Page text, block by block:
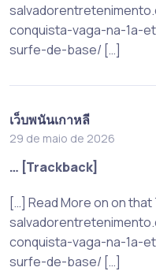
conquista-vaga-na-1a-
surfe-de-base/ […]
เว็บพนันเกาหลี
29 de maio de 2026
… [Trackback]
[…] Read More on on that
conquista-vaga-na-1a-
surfe-de-base/ […]